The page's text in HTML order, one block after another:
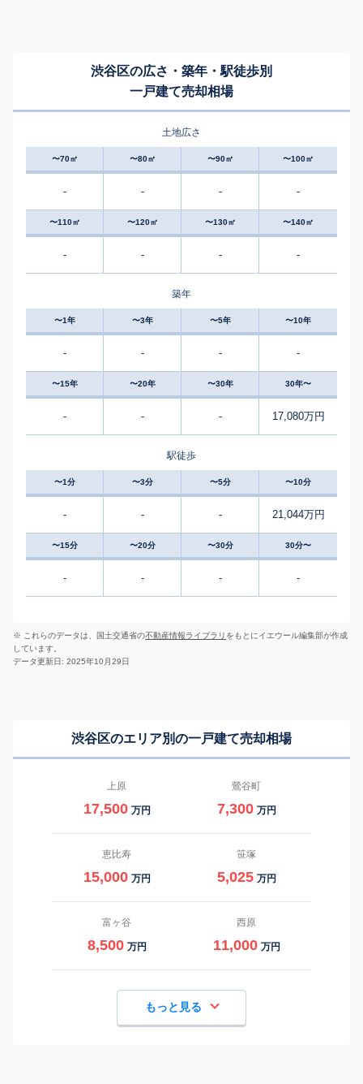
渋谷区の広さ・築年・駅徒歩別
一戸建て売却相場
土地広さ
〜70㎡ 〜80㎡ 〜90㎡ 〜100㎡
- - - -
〜110㎡ 〜120㎡ 〜130㎡ 〜140㎡
- - - -
築年
〜1年 〜3年 〜5年 〜10年
- - - -
〜15年 〜20年 〜30年 30年〜
- - - 17,080万円
駅徒歩
〜1分 〜3分 〜5分 〜10分
- - - 21,044万円
〜15分 〜20分 〜30分 30分〜
- - - -
※ これらのデータは、国土交通省の不動産情報ライブラリ をもとにイエウール編集部が作成
しています。
データ更新日: 2025年10月29日
渋谷区のエリア別の一戸建て売却相場
上原
17,500 万円
鶯谷町
7,300 万円
恵比寿
15,000 万円
笹塚
5,025 万円
富ヶ谷
8,500 万円
西原
11,000 万円
もっと見る